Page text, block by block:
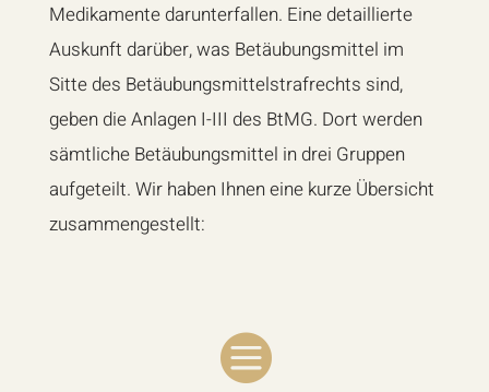
Medikamente darunterfallen. Eine detaillierte
Auskunft darüber, was Betäubungsmittel im
Sitte des Betäubungsmittelstrafrechts sind,
geben die Anlagen I-III des BtMG. Dort werden
sämtliche Betäubungsmittel in drei Gruppen
aufgeteilt. Wir haben Ihnen eine kurze Übersicht
zusammengestellt:
